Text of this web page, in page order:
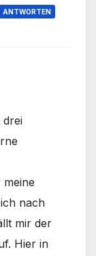
ANTWORTEN
drei
nach
mir der
Hier in